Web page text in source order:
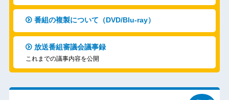
番組の複製について（DVD/Blu-ray）
放送番組審議会議事録
これまでの議事内容を公開